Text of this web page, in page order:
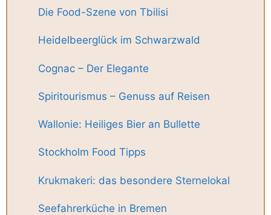
Die Food-Szene von Tbilisi
Heidelbeerglück im Schwarzwald
Cognac – Der Elegante
Spiritourismus – Genuss auf Reisen
Wallonie: Heiliges Bier an Bullette
Stockholm Food Tipps
Krukmakeri: das besondere Sternelokal
Seefahrerküche in Bremen